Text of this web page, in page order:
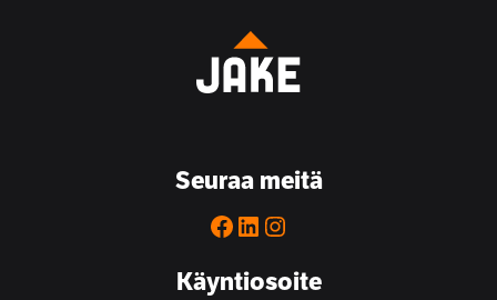
Käyntiosoite
Seuraa meitä
Facebook
LinkedIn
Instagram